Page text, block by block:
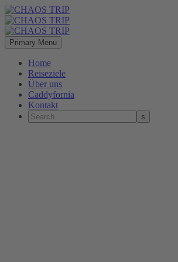
Primary Menu
Home
Reiseziele
Über uns
Caddyfornia
Kontakt